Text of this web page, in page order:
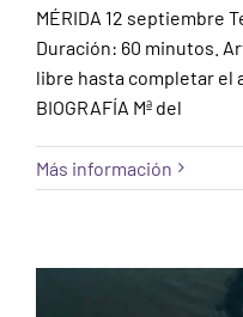
MÉRIDA 12 septiembre
Duración: 60 minutos.
libre hasta completar el
BIOGRAFÍA Mª del
Más información